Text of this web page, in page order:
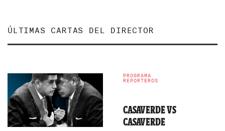
ÚLTIMAS CARTAS DEL DIRECTOR
PROGRAMA
REPORTEROS
CASAVERDE VS
CASAVERDE